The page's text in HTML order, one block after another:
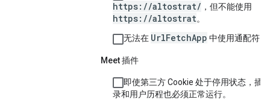
https://altostrat/ ，但不能使用
https://altostrat。
无法在 UrlFetchApp 中使用通配符。
Meet 插件
即使第三方 Cookie 处于停用状态，插
录和用户历程也必须正常运行。